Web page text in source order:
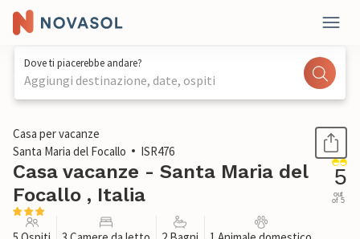
Dove ti piacerebbe andare?
Aggiungi destinazione, date, ospiti
1 / 22
Casa per vacanze
Santa Maria del Focallo
ISR476
Casa vacanze - Santa Maria del
Focallo , Italia
5
out
of 5